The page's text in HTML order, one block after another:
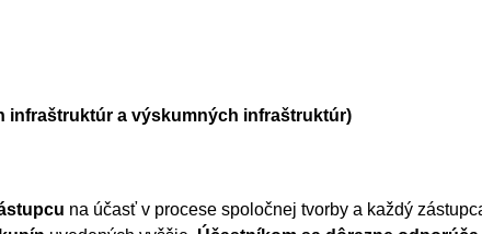
infraštruktúr a výskumných infraštruktúr)
na účasť v procese spoločnej tvorby a každý